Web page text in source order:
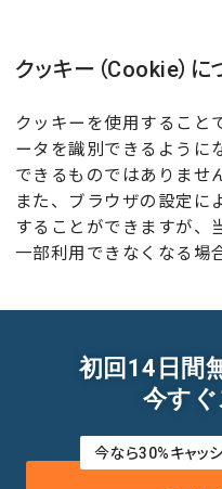
クッキー（Cookie）に
クッキーを使用すること
ータを識別できるように
できるものではありませ
また、ブラウザの設定に
することができますが、
一部利用できなくなる場
初回14日間
今すぐ
今なら30%キャッシ